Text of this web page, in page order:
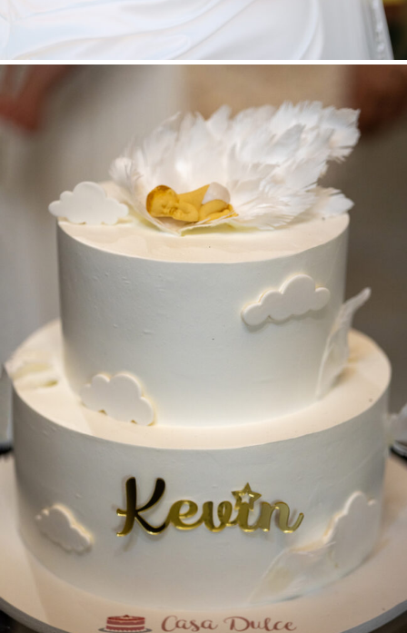
ÎNCREȘTINAREA MICUȚULUI KEVIN